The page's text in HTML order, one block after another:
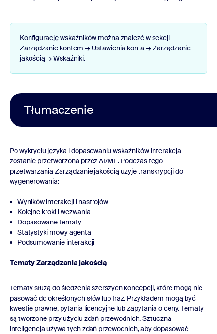
Konfigurację wskaźników można znaleźć w sekcji
Zarządzanie kontem → Ustawienia konta → Zarządzanie
jakością → Wskaźniki.
Tłumaczenie
Po wykryciu języka i dopasowaniu wskaźników interakcja
zostanie przetworzona przez AI/ML. Podczas tego
przetwarzania Zarządzanie jakością użyje transkrypcji do
wygenerowania:
Wyników interakcji i nastrojów
Kolejne kroki i wezwania
Dopasowane tematy
Statystyki mowy agenta
Podsumowanie interakcji
Tematy Zarządzania jakością
Tematy służą do śledzenia szerszych koncepcji, które mogą nie
pasować do określonych słów lub fraz. Przykładem mogą być
kwestie prawne, pytania licencyjne lub zapytania o ceny. Tematy
są tworzone przy użyciu zdań przewodnich. Sztuczna
inteligencja używa tych zdań przewodnich, aby dopasować